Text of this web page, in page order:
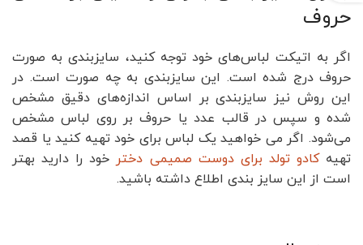
حروف
اگر به اتیکت لباس‌های خود توجه کنید، سایزبندی به صورت
حروف درج شده است. این سایزبندی به چه صورت است. در
این روش نیز سایزبندی بر اساس اندازه‌های دقیق مشخص
شده و سپس در قالب عدد یا حروف بر روی لباس مشخص
می‌شود. اگر می خواهید یک لباس برای خود تهیه کنید یا قصد
تهیهکادو تولد برای دوست صمیمی دختر خود را دارید بهتر
است از این سایز بندی اطلاع داشته باشید.